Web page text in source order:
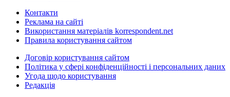
Контакти
Реклама на сайті
Використання матеріалів korrespondent.net
Правила користування сайтом
Договір користування сайтом
Політика у сфері конфіденційності і персональних даних
Угода щодо користування
Редакція